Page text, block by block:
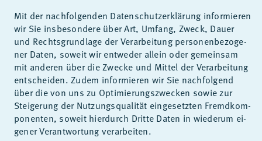
Mit der nach­fol­gen­den Da­ten­schutz­er­klä­rung in­for­mie­ren
wir Sie ins­be­son­de­re über Art, Um­fang, Zweck, Dau­er
und Rechts­grund­la­ge der Ver­ar­bei­tung per­so­nen­be­zo­ge­
ner Da­ten, so­weit wir ent­we­der al­lein oder ge­mein­sam
mit an­de­ren über die Zwe­cke und Mit­tel der Ver­ar­bei­tung
ent­schei­den. Zu­dem in­for­mie­ren wir Sie nach­fol­gend
über die von uns zu Op­ti­mie­rungs­zwe­cken so­wie zur
Stei­ge­rung der Nut­zungs­qua­li­tät ein­ge­setz­ten Fremd­kom­
po­nen­ten, so­weit hier­durch Drit­te Da­ten in wie­der­um ei­
ge­ner Ver­ant­wor­tung ver­ar­bei­ten.